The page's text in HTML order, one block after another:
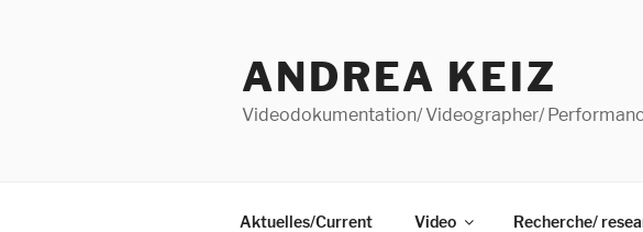
ANDREA KEIZ
Videodokumentation/ Videographer/
Aktuelles/Current Video Recherche/